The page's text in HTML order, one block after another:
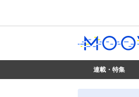
連載・特集